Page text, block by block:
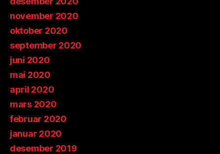
november 2020
oktober 2020
september 2020
juni 2020
mai 2020
april 2020
mars 2020
februar 2020
januar 2020
desember 2019